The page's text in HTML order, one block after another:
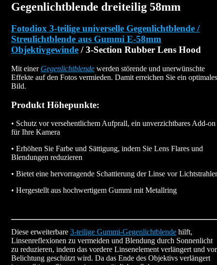
Gegenlichtblende dreiteilig 58mm
Fotodiox 3-teilige universelle Gegenlichtblende /
Streulichtblende aus Gummi E-58mm
Objektivgewinde / 3-Section Rubber Lens Hood
Mit einer Gegenlichtblende werden störende und unerwünschte
Effekte auf den Fotos vermieden. Damit erreichen Sie ein optimales
Bild.
Produkt Höhepunkte:
• Schutz vor versehentlichem Aufprall, ein unverzichtbares Add-on
für Ihre Kamera
• Erhöhen Sie Farbe und Sättigung, indem Sie Lens Flares und
Blendungen reduzieren
• Bietet eine hervorragende Schattierung der Linse vor
• Hergestellt aus hochwertigem Gummi mit Metallring
Diese erweiterbare 3-teilige Gummi-Gegenlichtblende hilft,
Linsenreflexionen zu vermeiden und Blendung durch Sonnenlicht
zu reduzieren, indem das vordere Linsenelement verlängert und vor
Belichtung geschützt wird. Da das Ende des Objektivs verlängert